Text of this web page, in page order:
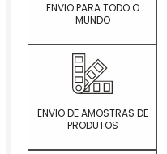
ENVIO PARA TODO O
MUNDO
ENVIO DE AMOSTRAS DE
PRODUTOS